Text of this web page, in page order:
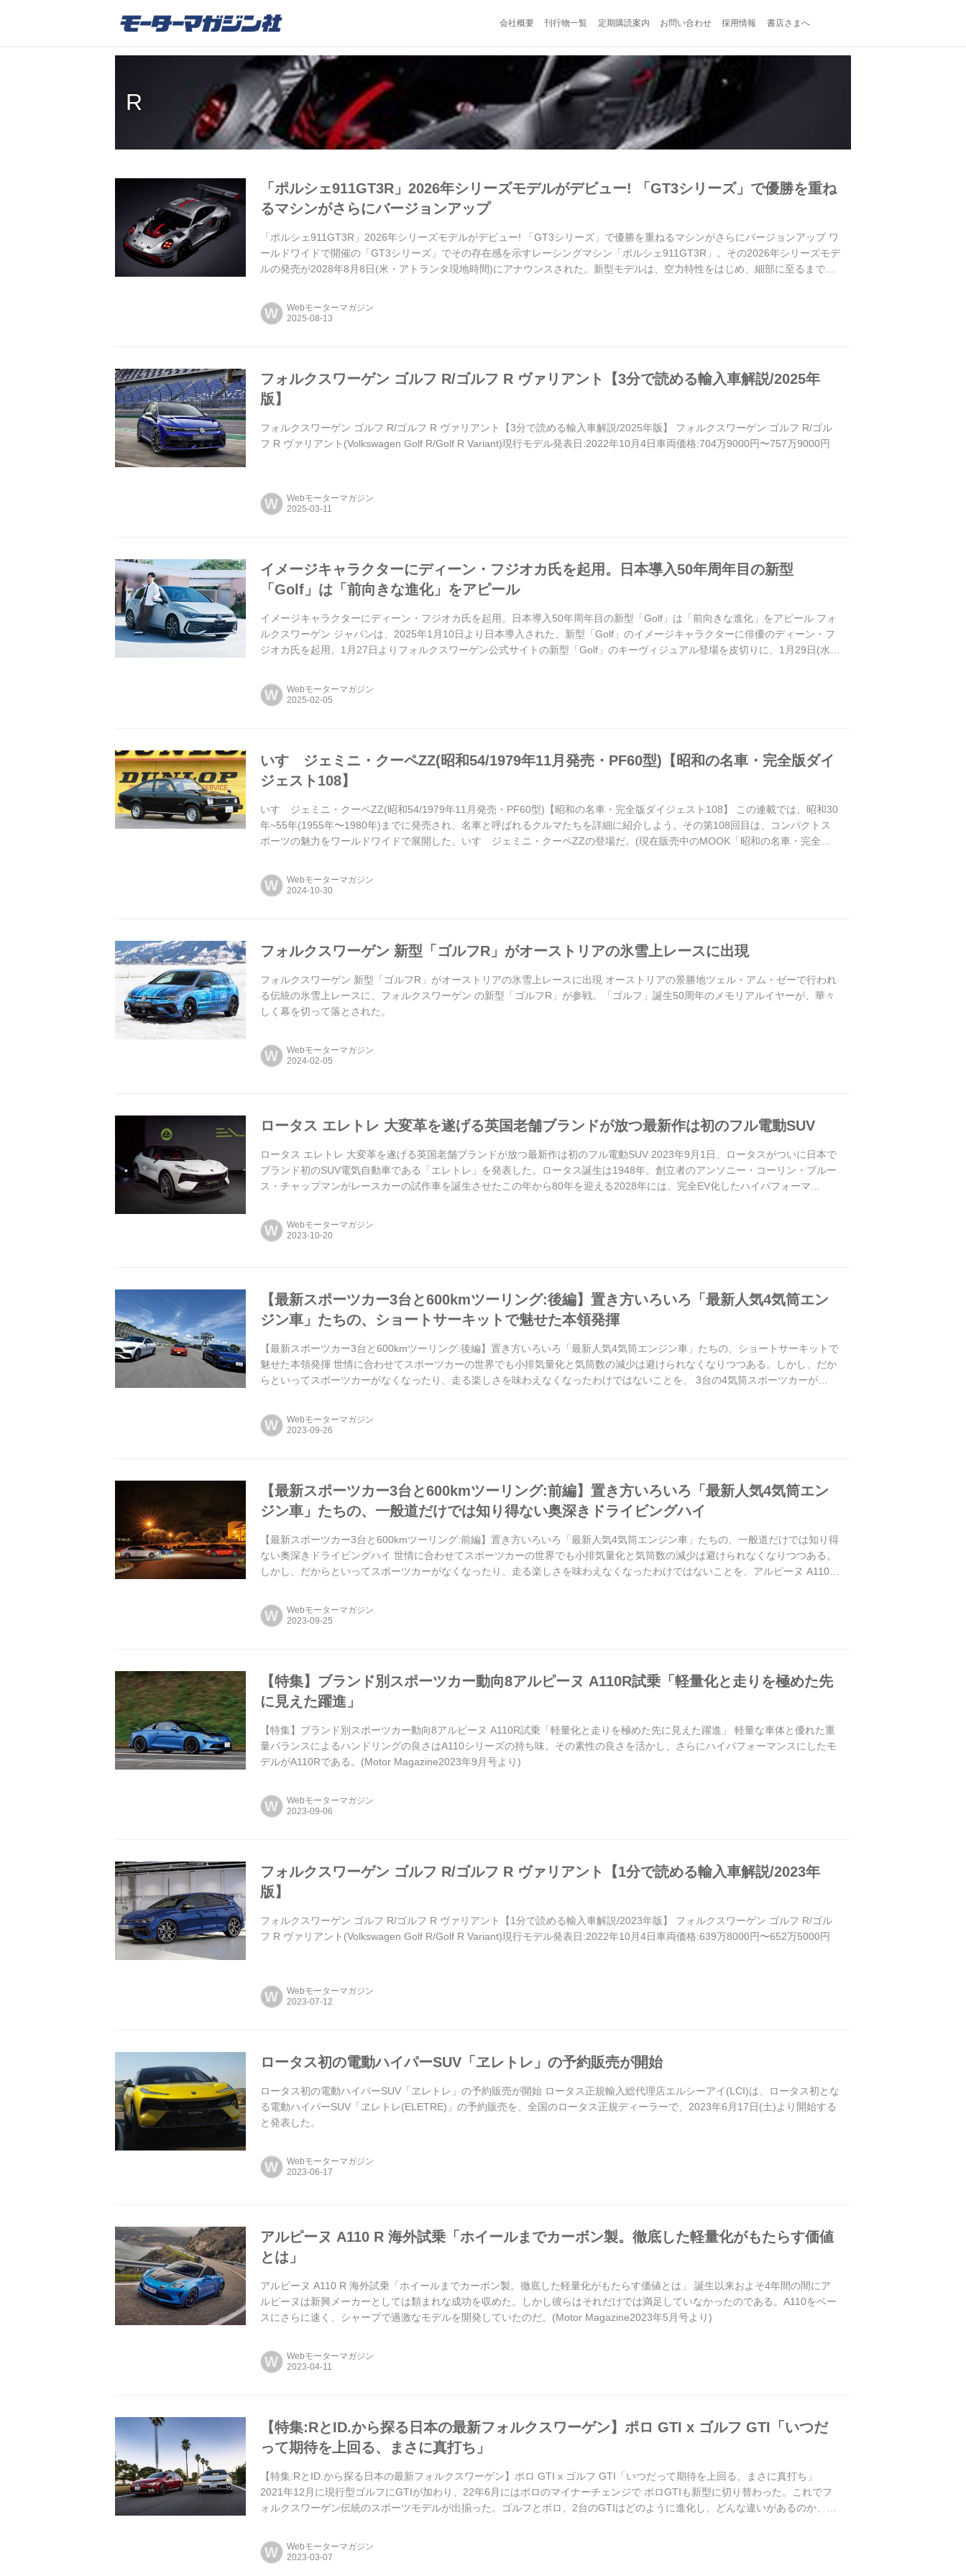
会社概要 刊行物一覧 定期購読案内 お問い合わせ 採用情報 書店さまへ
R
「ポルシェ911GT3R」2026年シリーズモデルがデビュー! 「GT3シリーズ」で優勝を重ね
るマシンがさらにバージョンアップ
「ポルシェ911GT3R」2026年シリーズモデルがデビュー! 「GT3シリーズ」で優勝を重ねるマシンがさらにバージョンアップ ワ
ールドワイドで開催の「GT3シリーズ」でその存在感を示すレーシングマシン「ポルシェ911GT3R」。その2026年シリーズモデ
ルの発売が2028年8月8日(米・アトランタ現地時間)にアナウンスされた。新型モデルは、空力特性をはじめ、細部に至るまで
W Webモーターマガジン
フォルクスワーゲン ゴルフ R/ゴルフ R ヴァリアント【3分で読める輸入車解説/2025年
版】
フォルクスワーゲン ゴルフ R/ゴルフ R ヴァリアント【3分で読める輸入車解説/2025年版】 フォルクスワーゲン ゴルフ R/ゴル
フ R ヴァリアント(Volkswagen Golf R/Golf R Variant)現行モデル発表日:2022年10月4日車両価格:704万9000円〜757万9000円
W Webモーターマガジン
イメージキャラクターにディーン・フジオカ氏を起用。日本導入50年周年目の新型
「Golf」は「前向きな進化」をアピール
イメージキャラクターにディーン・フジオカ氏を起用。日本導入50年周年目の新型「Golf」は「前向きな進化」をアピール フォ
ルクスワーゲン ジャパンは、2025年1月10日より日本導入された、新型「Golf」のイメージキャラクターに俳優のディーン・フ
ジオカ氏を起用。1月27日よりフォルクスワーゲン公式サイトの新型「Golf」のキーヴィジュアル登場を皮切りに、1月29日(水)
W Webモーターマガジン
いすゞジェミニ・クーペZZ(昭和54/1979年11月発売・PF60型)【昭和の名車・完全版ダイ
ジェスト108】
いすゞジェミニ・クーペZZ(昭和54/1979年11月発売・PF60型)【昭和の名車・完全版ダイジェスト108】 この連載では、昭和30
年~55年(1955年〜1980年)までに発売され、名車と呼ばれるクルマたちを詳細に紹介しよう。その第108回目は、コンパクトス
ポーツの魅力をワールドワイドで展開した、いすゞジェミニ・クーペZZの登場だ。(現在販売中のMOOK「昭和の名車・完全版
W Webモーターマガジン
フォルクスワーゲン 新型「ゴルフR」がオーストリアの氷雪上レースに出現
フォルクスワーゲン 新型「ゴルフR」がオーストリアの氷雪上レースに出現 オーストリアの景勝地ツェル・アム・ゼーで行われ
る伝統の氷雪上レースに、フォルクスワーゲン の新型「ゴルフR」が参戦。「ゴルフ」誕生50周年のメモリアルイヤーが、華々
しく幕を切って落とされた。
W Webモーターマガジン
ロータス エレトレ 大変革を遂げる英国老舗ブランドが放つ最新作は初のフル電動SUV
ロータス エレトレ 大変革を遂げる英国老舗ブランドが放つ最新作は初のフル電動SUV 2023年9月1日、ロータスがついに日本で
ブランド初のSUV電気自動車である「エレトレ」を発表した。ロータス誕生は1948年。創立者のアンソニー・コーリン・ブルー
ス・チャップマンがレースカーの試作車を誕生させたこの年から80年を迎える2028年には、完全EV化したハイパフォーマ...
W Webモーターマガジン
【最新スポーツカー3台と600kmツーリング:後編】置き方いろいろ「最新人気4気筒エン
ジン車」たちの、ショートサーキットで魅せた本領発揮
【最新スポーツカー3台と600kmツーリング:後編】置き方いろいろ「最新人気4気筒エンジン車」たちの、ショートサーキットで
魅せた本領発揮 世情に合わせてスポーツカーの世界でも小排気量化と気筒数の減少は避けられなくなりつつある。しかし、だか
らといってスポーツカーがなくなったり、走る楽しさを味わえなくなったわけではないことを、 3台の4気筒スポーツカーが
W Webモーターマガジン
【最新スポーツカー3台と600kmツーリング:前編】置き方いろいろ「最新人気4気筒エン
ジン車」たちの、一般道だけでは知り得ない奥深きドライビングハイ
【最新スポーツカー3台と600kmツーリング:前編】置き方いろいろ「最新人気4気筒エンジン車」たちの、一般道だけでは知り得
ない奥深きドライビングハイ 世情に合わせてスポーツカーの世界でも小排気量化と気筒数の減少は避けられなくなりつつある。
しかし、だからといってスポーツカーがなくなったり、走る楽しさを味わえなくなったわけではないことを、アルピーヌ A110
W Webモーターマガジン
【特集】ブランド別スポーツカー動向8アルピーヌ A110R試乗「軽量化と走りを極めた先
に見えた躍進」
【特集】ブランド別スポーツカー動向8アルピーヌ A110R試乗「軽量化と走りを極めた先に見えた躍進」 軽量な車体と優れた重
量バランスによるハンドリングの良さはA110シリーズの持ち味。その素性の良さを活かし、さらにハイパフォーマンスにしたモ
デルがA110Rである。(Motor Magazine2023年9月号より)
W Webモーターマガジン
フォルクスワーゲン ゴルフ R/ゴルフ R ヴァリアント【1分で読める輸入車解説/2023年
版】
フォルクスワーゲン ゴルフ R/ゴルフ R ヴァリアント【1分で読める輸入車解説/2023年版】 フォルクスワーゲン ゴルフ R/ゴル
フ R ヴァリアント(Volkswagen Golf R/Golf R Variant)現行モデル発表日:2022年10月4日車両価格:639万8000円〜652万5000円
W Webモーターマガジン
ロータス初の電動ハイパーSUV「ヱレトレ」の予約販売が開始
ロータス初の電動ハイパーSUV「ヱレトレ」の予約販売が開始 ロータス正規輸入総代理店エルシーアイ(LCI)は、ロータス初とな
る電動ハイパーSUV「ヱレトレ(ELETRE)」の予約販売を、全国のロータス正規ディーラーで、2023年6月17日(土)より開始する
と発表した。
W Webモーターマガジン
アルピーヌ A110 R 海外試乗「ホイールまでカーボン製。徹底した軽量化がもたらす価値
とは」
アルピーヌ A110 R 海外試乗「ホイールまでカーボン製。徹底した軽量化がもたらす価値とは」 誕生以来およそ4年間の間にア
ルピーヌは新興メーカーとしては類まれな成功を収めた。しかし彼らはそれだけでは満足していなかったのである。A110をベー
スにさらに速く、シャープで過激なモデルを開発していたのだ。(Motor Magazine2023年5月号より)
W Webモーターマガジン
【特集:RとID.から探る日本の最新フォルクスワーゲン】ポロ GTI x ゴルフ GTI「いつだ
って期待を上回る、まさに真打ち」
【特集:RとID.から探る日本の最新フォルクスワーゲン】ポロ GTI x ゴルフ GTI「いつだって期待を上回る、まさに真打ち」
2021年12月に現行型ゴルフにGTIが加わり、22年6月にはポロのマイナーチェンジで ポロGTIも新型に切り替わった。これでフ
ォルクスワーゲン伝統のスポーツモデルが出揃った。ゴルフとポロ、2台のGTIはどのように進化し、どんな違いがあるのか、そ
W Webモーターマガジン